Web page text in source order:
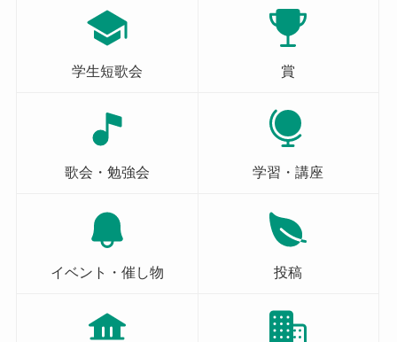
学生短歌会 賞
歌会・勉強会 学習・講座
イベント・催し物 投稿